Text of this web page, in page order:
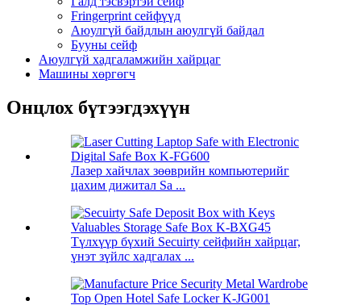
Fringerprint сейфүүд
Аюулгүй байдлын аюулгүй байдал
Бууны сейф
Аюулгүй хадгаламжийн хайрцаг
Машины хөргөгч
Онцлох бүтээгдэхүүн
Лазер хайчлах зөөврийн компьютерийг
цахим дижитал Sa ...
Түлхүүр бүхий Secuirty сейфийн хайрцаг,
үнэт зүйлс хадгалах ...